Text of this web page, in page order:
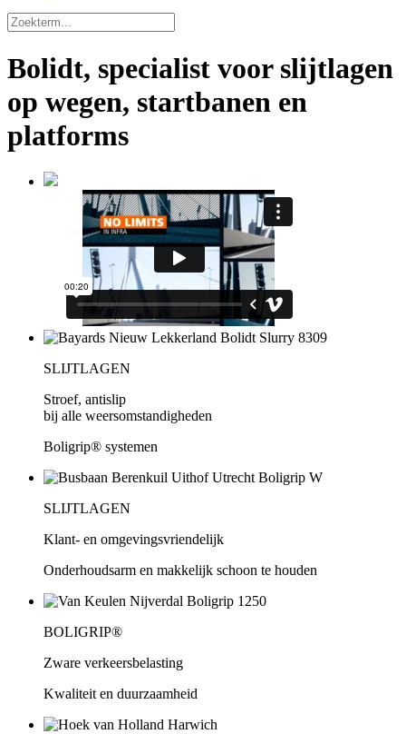
Bolidt, specialist voor slijtlagen
op wegen, startbanen en
platforms
SLIJTLAGEN
Stroef, antislip
bij alle weersomstandigheden
Boligrip® systemen
SLIJTLAGEN
Klant- en omgevingsvriendelijk
Onderhoudsarm en makkelijk schoon te houden
BOLIGRIP®
Zware verkeersbelasting
Kwaliteit en duurzaamheid